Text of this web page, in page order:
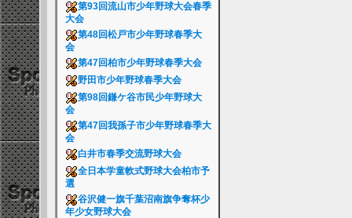
第93回流山市少年野球大会春季
大会
第48回松戸市少年野球春季大
会
第47回柏市少年野球春季大会
野田市少年野球春季大会
第98回鎌ケ谷市民少年野球大
会
第47回我孫子市少年野球春季大
会
白井市春季交流野球大会
全日本学童軟式野球大会柏市予
選
谷沢健一旗千葉沼南旗争奪杯少
年少女野球大会